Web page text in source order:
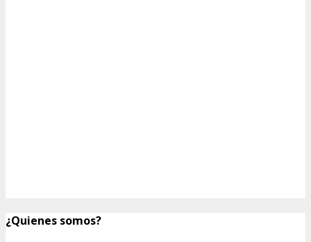
¿Quienes somos?